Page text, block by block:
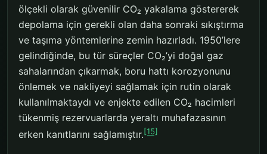
ölçekli olarak güvenilir CO₂ yakalama göstererek
depolama için gerekli olan daha sonraki sıkıştırma
ve taşıma yöntemlerine zemin hazırladı. 1950’lere
gelindiğinde, bu tür süreçler CO₂’yi doğal gaz
sahalarından çıkarmak, boru hattı korozyonunu
önlemek ve nakliyeyi sağlamak için rutin olarak
kullanılmaktaydı ve enjekte edilen CO₂ hacimleri
tükenmiş rezervuarlarda yeraltı muhafazasının
erken kanıtlarını sağlamıştır.[15]